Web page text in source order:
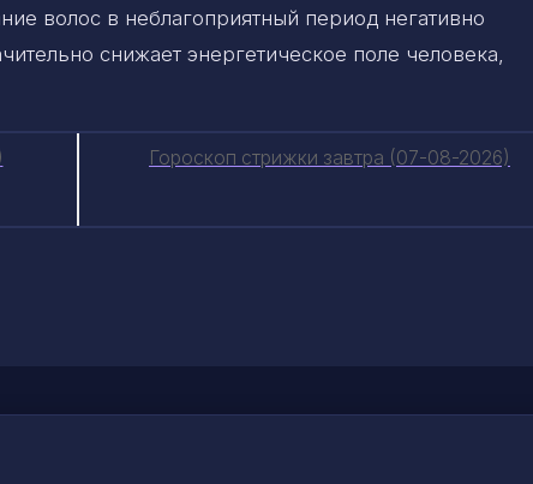
волос в неблагоприятный период негативно
снижает энергетическое поле человека,
Гороскоп стрижки завтра (07-08-2026)